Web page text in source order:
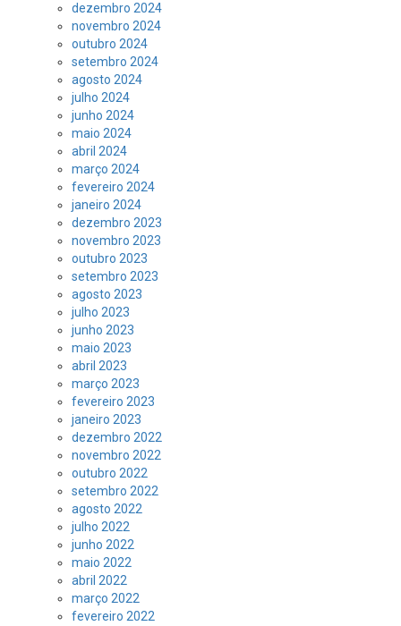
dezembro 2024
novembro 2024
outubro 2024
setembro 2024
agosto 2024
julho 2024
junho 2024
maio 2024
abril 2024
março 2024
fevereiro 2024
janeiro 2024
dezembro 2023
novembro 2023
outubro 2023
setembro 2023
agosto 2023
julho 2023
junho 2023
maio 2023
abril 2023
março 2023
fevereiro 2023
janeiro 2023
dezembro 2022
novembro 2022
outubro 2022
setembro 2022
agosto 2022
julho 2022
junho 2022
maio 2022
abril 2022
março 2022
fevereiro 2022